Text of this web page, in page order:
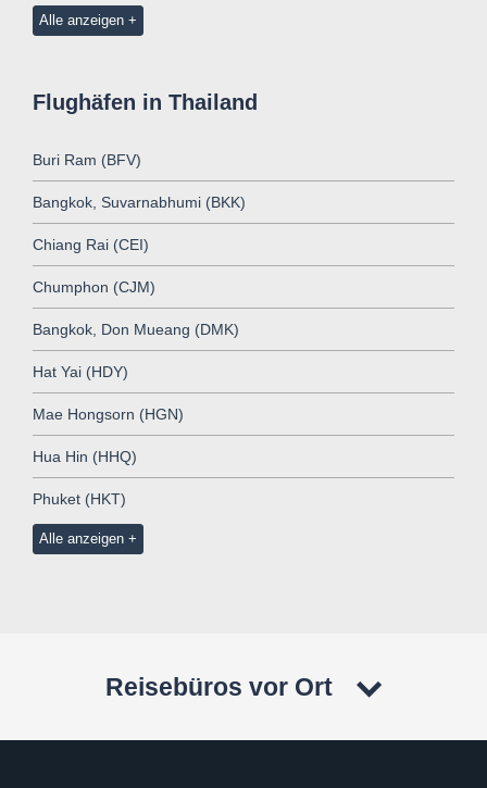
Alle anzeigen
Flughäfen in Thailand
Buri Ram (BFV)
Bangkok, Suvarnabhumi (BKK)
Chiang Rai (CEI)
Chumphon (CJM)
Bangkok, Don Mueang (DMK)
Hat Yai (HDY)
Mae Hongsorn (HGN)
Hua Hin (HHQ)
Phuket (HKT)
Alle anzeigen
Reisebüros vor Ort